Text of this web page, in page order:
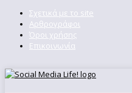
Σχετικά με το site
Αρθρογράφοι
Όροι χρήσης
Επικοινωνία